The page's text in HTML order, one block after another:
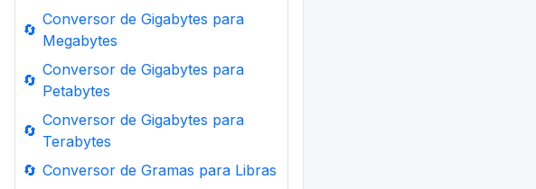
🔄
Conversor de Gigabytes para
Megabytes
🔄
Conversor de Gigabytes para
Petabytes
🔄
Conversor de Gigabytes para
Terabytes
🔄 Conversor de Gramas para Libras